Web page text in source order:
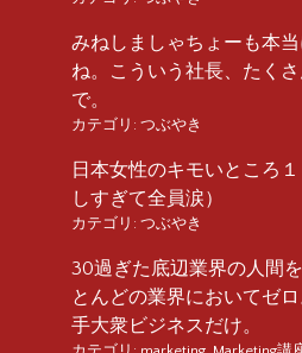
みねしましゃちょーも本
ね。こういう社長、たく
で。
カテゴリ: つぶやき
日本女性のキモいところ
しすぎて全員涙）
カテゴリ: つぶやき
30過ぎた底辺業界の人間
とんどの業界においてゼ
手大衆ビジネスだけ。